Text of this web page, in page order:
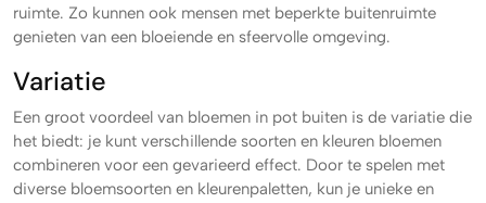
ruimte. Zo kunnen ook mensen met beperkte buitenruimte
genieten van een bloeiende en sfeervolle omgeving.
Variatie
Een groot voordeel van bloemen in pot buiten is de variatie die
het biedt: je kunt verschillende soorten en kleuren bloemen
combineren voor een gevarieerd effect. Door te spelen met
diverse bloemsoorten en kleurenpaletten, kun je unieke en